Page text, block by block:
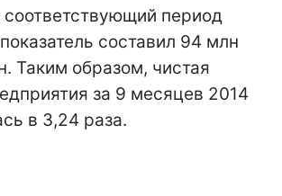
соответствующий период
показатель составил 94 млн
Таким образом, чистая
за 9 месяцев 2014
в 3,24 раза.